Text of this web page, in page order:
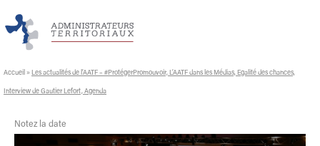
Accueil » Les actualités de l’AATF – #ProtégerPromouvoir, L’AATF dans les Médias, Egalité des chances,
Interview de Gautier Lefort, Agenda
Notez la date